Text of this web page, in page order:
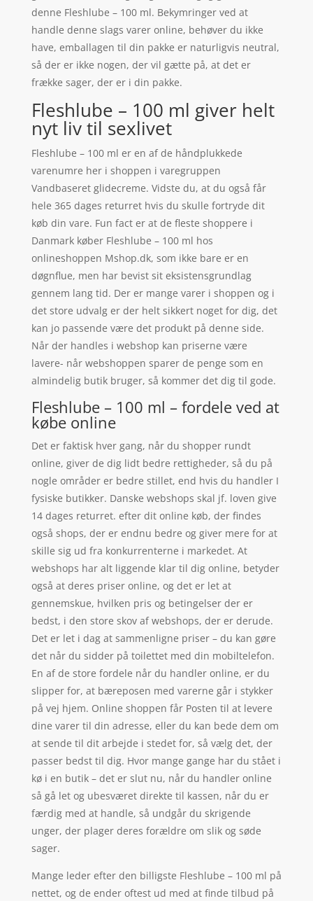
denne Fleshlube – 100 ml. Bekymringer ved at
handle denne slags varer online, behøver du ikke
have, emballagen til din pakke er naturligvis neutral,
så der er ikke nogen, der vil gætte på, at det er
frække sager, der er i din pakke.
Fleshlube – 100 ml giver helt
nyt liv til sexlivet
Fleshlube – 100 ml er en af de håndplukkede
varenumre her i shoppen i varegruppen
Vandbaseret glidecreme. Vidste du, at du også får
hele 365 dages returret hvis du skulle fortryde dit
køb din vare. Fun fact er at de fleste shoppere i
Danmark køber Fleshlube – 100 ml hos
onlineshoppen Mshop.dk, som ikke bare er en
døgnflue, men har bevist sit eksistensgrundlag
gennem lang tid. Der er mange varer i shoppen og i
det store udvalg er der helt sikkert noget for dig, det
kan jo passende være det produkt på denne side.
Når der handles i webshop kan priserne være
lavere- når webshoppen sparer de penge som en
almindelig butik bruger, så kommer det dig til gode.
Fleshlube – 100 ml – fordele ved at
købe online
Det er faktisk hver gang, når du shopper rundt
online, giver de dig lidt bedre rettigheder, så du på
nogle områder er bedre stillet, end hvis du handler I
fysiske butikker. Danske webshops skal jf. loven give
14 dages returret. efter dit online køb, der findes
også shops, der er endnu bedre og giver mere for at
skille sig ud fra konkurrenterne i markedet. At
webshops har alt liggende klar til dig online, betyder
også at deres priser online, og det er let at
gennemskue, hvilken pris og betingelser der er
bedst, i den store skov af webshops, der er derude.
Det er let i dag at sammenligne priser – du kan gøre
det når du sidder på toilettet med din mobiltelefon.
En af de store fordele når du handler online, er du
slipper for, at bæreposen med varerne går i stykker
på vej hjem. Online shoppen får Posten til at levere
dine varer til din adresse, eller du kan bede dem om
at sende til dit arbejde i stedet for, så vælg det, der
passer bedst til dig. Hvor mange gange har du stået i
kø i en butik – det er slut nu, når du handler online
så gå let og ubesværet direkte til kassen, når du er
færdig med at handle, så undgår du skrigende
unger, der plager deres forældre om slik og søde
sager.
Mange leder efter den billigste Fleshlube – 100 ml på
nettet, og de ender oftest ud med at finde tilbud på